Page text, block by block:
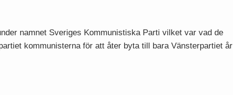
namnet Sveriges Kommunistiska Parti vilket var vad de
kommunisterna för att åter byta till bara Vänsterpartiet år